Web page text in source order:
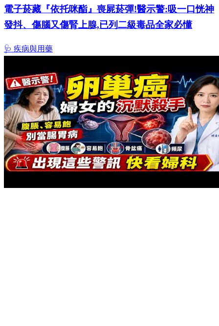
電子菸藏『依托咪酯』喪屍菸彈!醫示警:吸一口恍神
發抖、傷腦又傷腎上腺,已列二級毒品全家必懂
🩺 疾病與用藥